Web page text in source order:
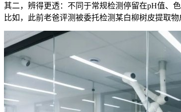
其二，辨得更透：不同于常规检测停留在pH值、
比如，此前老爸评测被委托检测某白柳树皮提取